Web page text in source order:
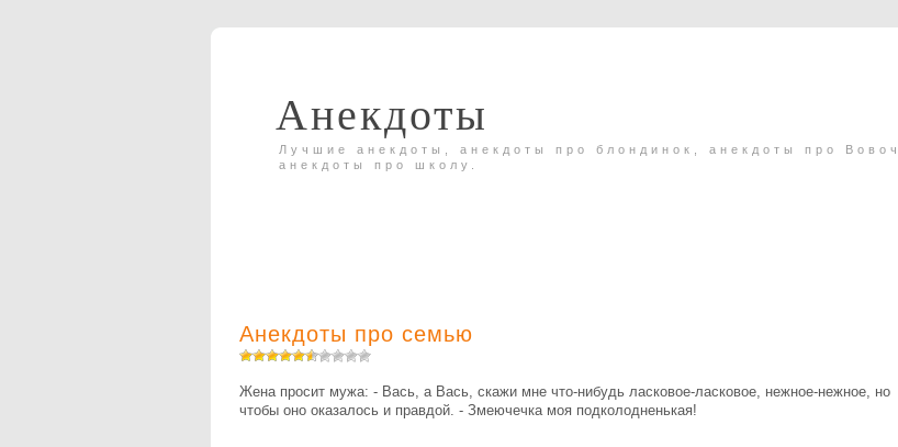
Анекдоты
Лучшие анекдоты, анекдоты про блондинок, анекдоты про
анекдоты про школу.
Анекдоты про семью
Жена просит мужа: - Вась, а Вась, скажи мне что-нибудь ласковое-ласковое, нежное-нежное, но
чтобы оно оказалось и правдой. - Змеючечка моя подколодненькая!